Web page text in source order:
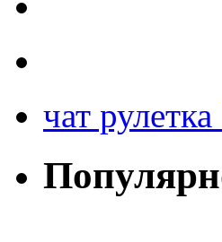
чат